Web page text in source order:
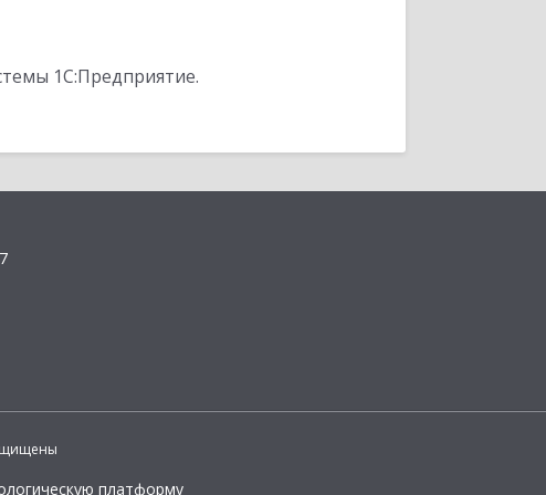
1С:Предприятие.
платформу